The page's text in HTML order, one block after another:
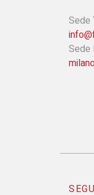
Sede
Sede